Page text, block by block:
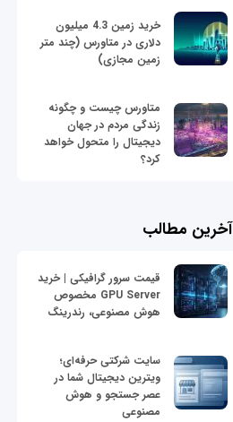
خرید زمین 4.3 میلیون
دلاری در متاورس (چند متر
زمین مجازی)
متاورس چیست و چگونه
زندگی مردم در جهان
دیجیتال را متحول خواهد
کرد؟
آخرین مطالب
قیمت سرور گرافیکی | خرید
GPU Server مخصوص
هوش مصنوعی، رندرینگ
سایت شرکتی حرفه‌ای؛
ویترین دیجیتال شما در
عصر جستجو و هوش
مصنوعی